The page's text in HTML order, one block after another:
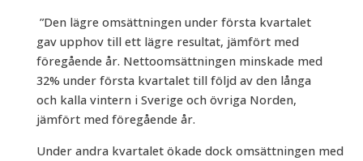
”Den lägre omsättningen under första kvartalet
gav upphov till ett lägre resultat, jämfört med
föregående år. Nettoomsättningen minskade med
32% under första kvartalet till följd av den långa
och kalla vintern i Sverige och övriga Norden,
jämfört med föregående år.
Under andra kvartalet ökade dock omsättningen med